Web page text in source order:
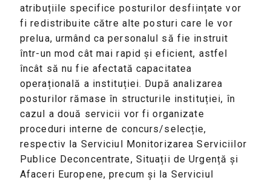
atribuțiile specifice posturilor desființate vor
fi redistribuite către alte posturi care le vor
prelua, urmând ca personalul să fie instruit
într-un mod cât mai rapid și eficient, astfel
încât să nu fie afectată capacitatea
operațională a instituției. După analizarea
posturilor rămase în structurile instituției, în
cazul a două servicii vor fi organizate
proceduri interne de concurs/selecție,
respectiv la Serviciul Monitorizarea Serviciilor
Publice Deconcentrate, Situații de Urgență și
Afaceri Europene, precum și la Serviciul